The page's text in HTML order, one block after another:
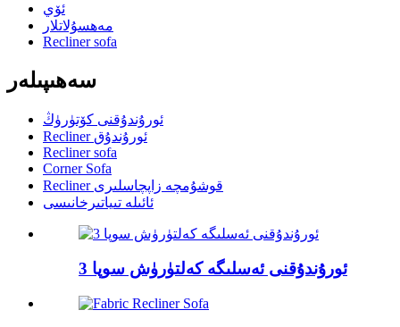
ئۆي
مەھسۇلاتلار
Recliner sofa
سەھىپىلەر
ئورۇندۇقنى كۆتۈرۈڭ
Recliner ئورۇندۇق
Recliner sofa
Corner Sofa
Recliner قوشۇمچە زاپچاسلىرى
ئائىلە تىياتىرخانىسى
3 ئورۇندۇقنى ئەسلىگە كەلتۈرۈش سوپا